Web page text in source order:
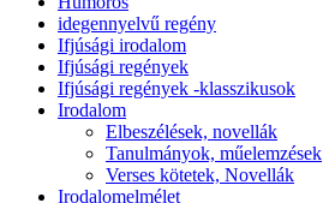
idegennyelvű regény
Ifjúsági irodalom
Ifjúsági regények
Ifjúsági regények -klasszikusok
Irodalom
Elbeszélések, novellák
Tanulmányok, műelemzések
Verses kötetek, Novellák
Irodalomelmélet